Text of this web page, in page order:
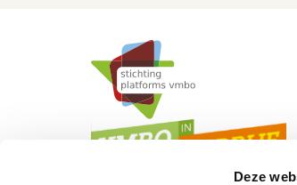
Deze